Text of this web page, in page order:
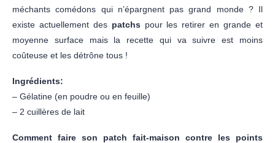
méchants comédons qui n’épargnent pas grand monde ? Il
existe actuellement des patchspour les retirer en grande et
moyenne surface mais la recette qui va suivre est moins
coûteuse et les détrône tous !
Ingrédients:
– Gélatine (en poudre ou en feuille)
– 2 cuillères de lait
Comment faire son patch fait-maison contre les points